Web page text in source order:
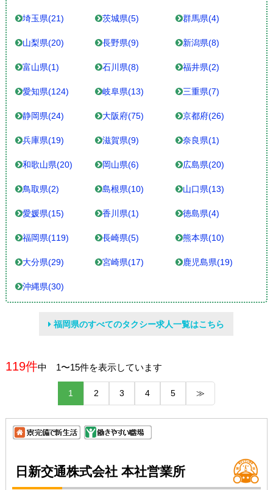
埼玉県(21) 茨城県(5) 群馬県(4)
山梨県(20) 長野県(9) 新潟県(8)
富山県(1) 石川県(8) 福井県(2)
愛知県(124) 岐阜県(13) 三重県(7)
静岡県(24) 大阪府(75) 京都府(26)
兵庫県(19) 滋賀県(9) 奈良県(1)
和歌山県(20) 岡山県(6) 広島県(20)
鳥取県(2) 島根県(10) 山口県(13)
愛媛県(15) 香川県(1) 徳島県(4)
福岡県(119) 長崎県(5) 熊本県(10)
大分県(29) 宮崎県(17) 鹿児島県(19)
沖縄県(30)
福岡県のすべてのタクシー求人一覧はこちら
119件中 1〜15件を表示しています
1 2 3 4 5 ≫
日新交通株式会社 本社営業所